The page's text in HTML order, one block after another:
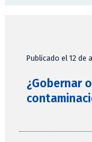
Publicado el 12 de
¿Gobernar